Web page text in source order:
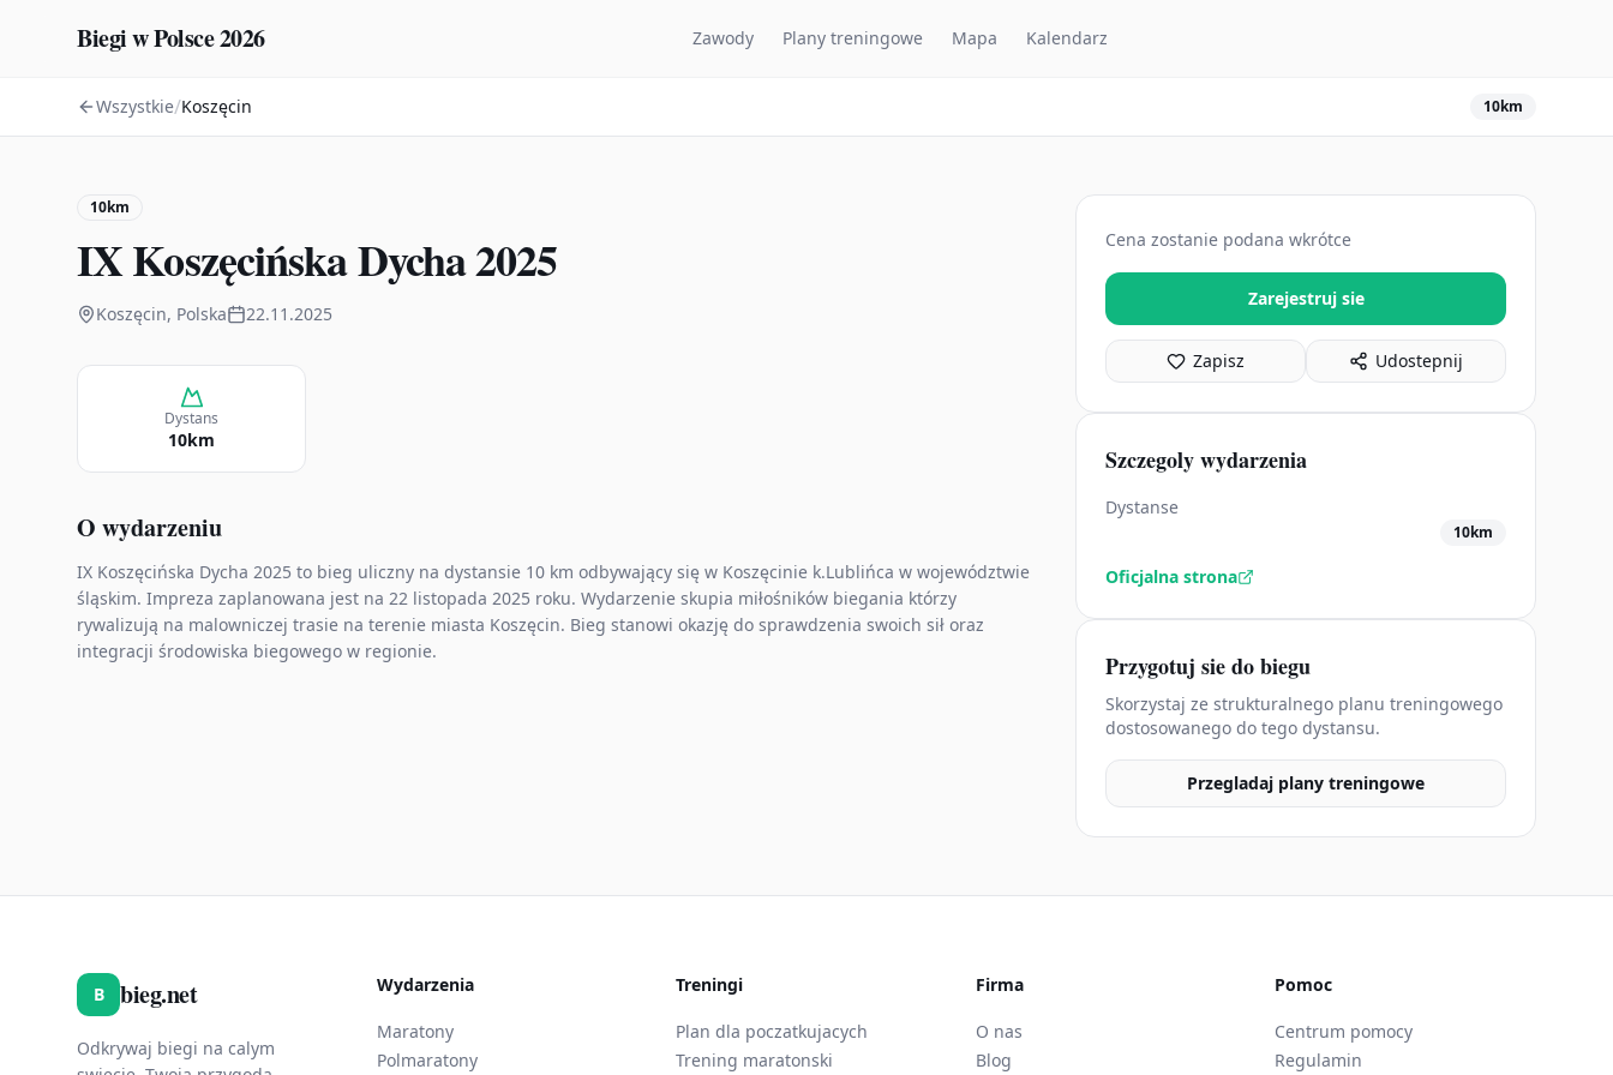
Biegi w Polsce 2026 Zawody Plany treningowe Mapa Kalendarz
Wszystkie/Koszęcin 10km
10km
IX Koszęcińska Dycha 2025
Koszęcin, Polska 22.11.2025
Dystans
10km
O wydarzeniu
IX Koszęcińska Dycha 2025 to bieg uliczny na dystansie 10 km odbywający się w Koszęcinie k.Lublińca w województwie
śląskim. Impreza zaplanowana jest na 22 listopada 2025 roku. Wydarzenie skupia miłośników biegania którzy
rywalizują na malowniczej trasie na terenie miasta Koszęcin. Bieg stanowi okazję do sprawdzenia swoich sił oraz
integracji środowiska biegowego w regionie.
Cena zostanie podana wkrótce
Zarejestruj sie
Zapisz Udostepnij
Szczegoly wydarzenia
Dystanse
10km
Oficjalna strona
Przygotuj sie do biegu
Skorzystaj ze strukturalnego planu treningowego
dostosowanego do tego dystansu.
Przegladaj plany treningowe
B bieg.net
Odkrywaj biegi na calym
Wydarzenia
Maratony
Polmaratony
Treningi
Plan dla poczatkujacych
Trening maratonski
Firma
O nas
Blog
Pomoc
Centrum pomocy
Regulamin